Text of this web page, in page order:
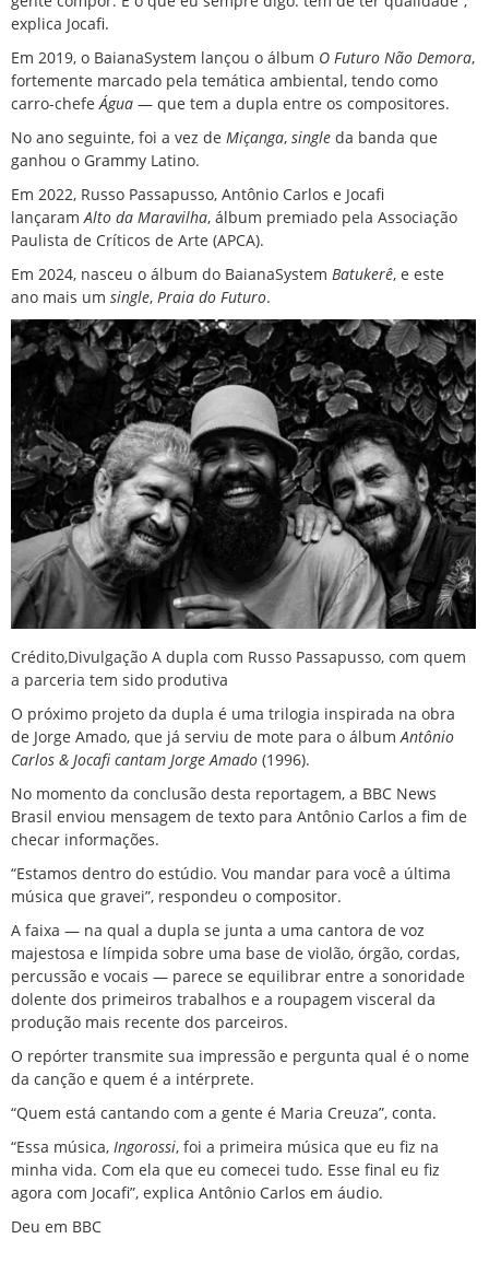
explica Jocafi.
Em 2019, o BaianaSystem lançou o álbum O Futuro Não Demora,
fortemente marcado pela temática ambiental, tendo como
carro-chefe Água — que tem a dupla entre os compositores.
No ano seguinte, foi a vez de Miçanga, single da banda que
ganhou o Grammy Latino.
Em 2022, Russo Passapusso, Antônio Carlos e Jocafi
lançaram Alto da Maravilha, álbum premiado pela Associação
Paulista de Críticos de Arte (APCA).
Em 2024, nasceu o álbum do BaianaSystem Batukerê, e este
ano mais um single, Praia do Futuro.
Crédito,Divulgação A dupla com Russo Passapusso, com quem
a parceria tem sido produtiva
O próximo projeto da dupla é uma trilogia inspirada na obra
de Jorge Amado, que já serviu de mote para o álbumAntônio
Carlos & Jocafi cantam Jorge Amado (1996).
No momento da conclusão desta reportagem, a BBC News
Brasil enviou mensagem de texto para Antônio Carlos a fim de
checar informações.
“Estamos dentro do estúdio. Vou mandar para você a última
música que gravei”, respondeu o compositor.
A faixa — na qual a dupla se junta a uma cantora de voz
majestosa e límpida sobre uma base de violão, órgão, cordas,
percussão e vocais — parece se equilibrar entre a sonoridade
dolente dos primeiros trabalhos e a roupagem visceral da
produção mais recente dos parceiros.
O repórter transmite sua impressão e pergunta qual é o nome
da canção e quem é a intérprete.
“Quem está cantando com a gente é Maria Creuza”, conta.
“Essa música, Ingorossi, foi a primeira música que eu fiz na
minha vida. Com ela que eu comecei tudo. Esse final eu fiz
agora com Jocafi”, explica Antônio Carlos em áudio.
Deu em BBC